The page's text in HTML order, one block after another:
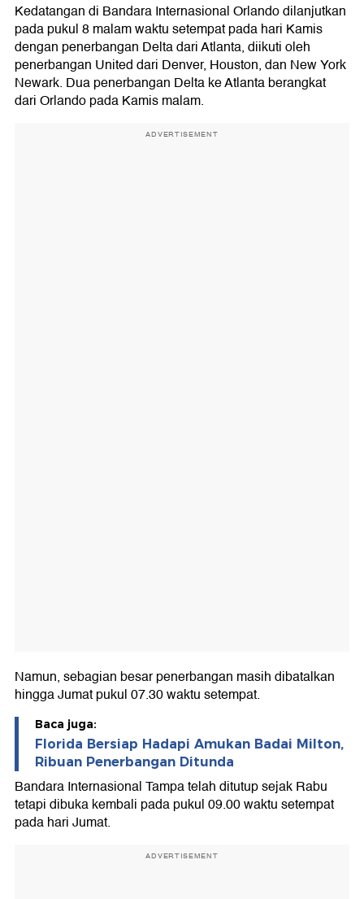
Kedatangan di Bandara Internasional Orlando dilanjutkan
pada pukul 8 malam waktu setempat pada hari Kamis
dengan penerbangan Delta dari Atlanta, diikuti oleh
penerbangan United dari Denver, Houston, dan New York
Newark. Dua penerbangan Delta ke Atlanta berangkat
dari Orlando pada Kamis malam.
ADVERTISEMENT
Namun, sebagian besar penerbangan masih dibatalkan
hingga Jumat pukul 07.30 waktu setempat.
Baca juga:
Florida Bersiap Hadapi Amukan Badai Milton,
Ribuan Penerbangan Ditunda
Bandara Internasional Tampa telah ditutup sejak Rabu
tetapi dibuka kembali pada pukul 09.00 waktu setempat
pada hari Jumat.
ADVERTISEMENT